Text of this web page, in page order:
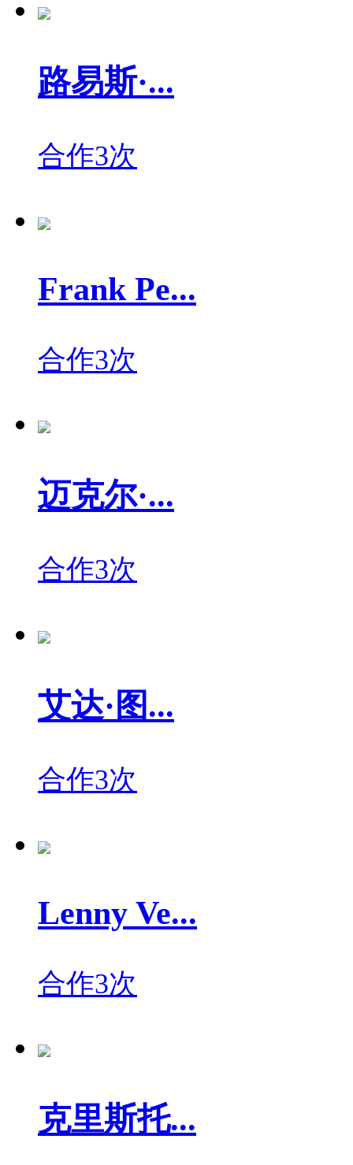
路易斯·...
合作3次
Frank Pe...
合作3次
迈克尔·...
合作3次
艾达·图...
合作3次
Lenny Ve...
合作3次
克里斯托...